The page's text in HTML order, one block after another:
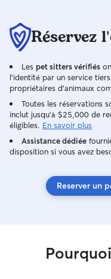
me paraît logique) J'ai beaucoup de
temps libre, un
suis donc disponible
semaine, en week-
peux donc m'adapter
animaux et à leurs
c'est chez moi: tout
toutou! Je ne ferais
balade de 3h avec un
J'écoute les règles et
manière générale:
nature, si non réactif
Réservez
Les pet sitters vérifiés
l'identité par un service
propriétaires d'animaux
Toutes les réservations
inclut jusqu'à $25,000 de
éligibles. En savoir plus
Assistance dédiée
disposition si vous avez
Reserver un